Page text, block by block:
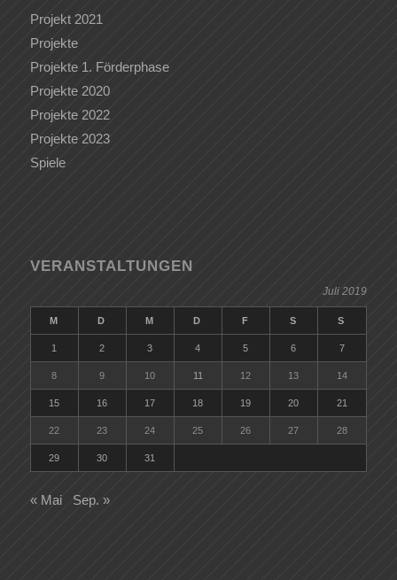
Projekt 2021
Projekte
Projekte 1. Förderphase
Projekte 2020
Projekte 2022
Projekte 2023
Spiele
VERANSTALTUNGEN
Juli 2019
M D M D F S S
1 2 3 4 5 6 7
8 9 10 11 12 13 14
15 16 17 18 19 20 21
22 23 24 25 26 27 28
29 30 31
« Mai Sep. »